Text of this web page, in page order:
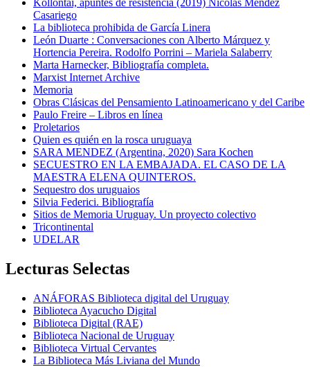
Kollontai, apuntes de resistencia (2019) Nicolás Méndez
Casariego
La biblioteca prohibida de García Linera
León Duarte : Conversaciones con Alberto Márquez y
Hortencia Pereira. Rodolfo Porrini – Mariela Salaberry
Marta Harnecker, Bibliografía completa.
Marxist Internet Archive
Memoria
Obras Clásicas del Pensamiento Latinoamericano y del Caribe
Paulo Freire – Libros en línea
Proletarios
Quien es quién en la rosca uruguaya
SARA MENDEZ (Argentina, 2020) Sara Kochen
SECUESTRO EN LA EMBAJADA. EL CASO DE LA
MAESTRA ELENA QUINTEROS.
Sequestro dos uruguaios
Silvia Federici. Bibliografía
Sitios de Memoria Uruguay. Un proyecto colectivo
Tricontinental
UDELAR
Lecturas Selectas
ANÁFORAS Biblioteca digital del Uruguay
Biblioteca Ayacucho Digital
Biblioteca Digital (RAE)
Biblioteca Nacional de Uruguay
Biblioteca Virtual Cervantes
La Biblioteca Más Liviana del Mundo